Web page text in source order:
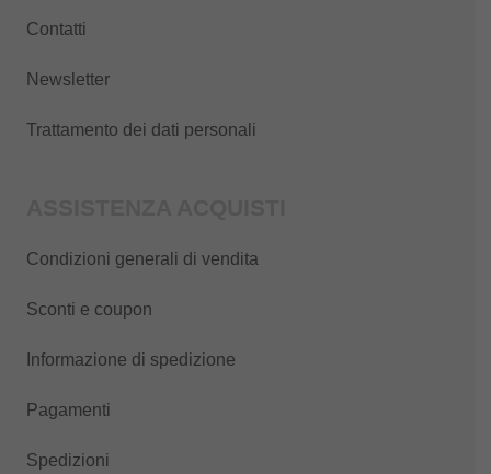
Contatti
Newsletter
Trattamento dei dati personali
Condizioni generali di vendita
Sconti e coupon
Informazione di spedizione
Pagamenti
Spedizioni